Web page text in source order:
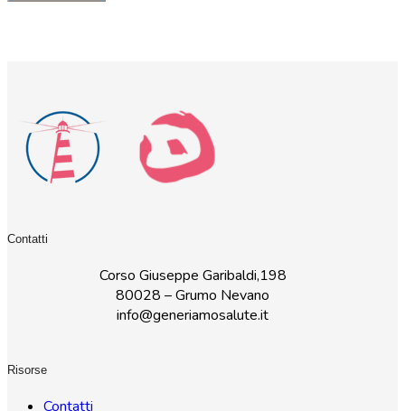
Contatti
Corso Giuseppe Garibaldi,198
80028 – Grumo Nevano
info@generiamosalute.it
Risorse
Contatti